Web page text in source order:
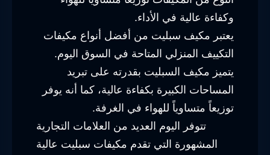
وكفاءة عالية في الأداء.
يعتبر مكيف سبليت من أفضل أنواع مكيفات
التكييف المنزلي المتاحة في السوق اليوم.
يتميز مكيف السبليت بقدرته على تبريد
المساحات الكبيرة بكفاءة عالية، كما أنه يوفر
توزيعاً متساوياً للهواء في الغرفة.
تتوفر اليوم العديد من العلامات التجارية
المشهورة التي تقدم مكيفات سبليت عالية